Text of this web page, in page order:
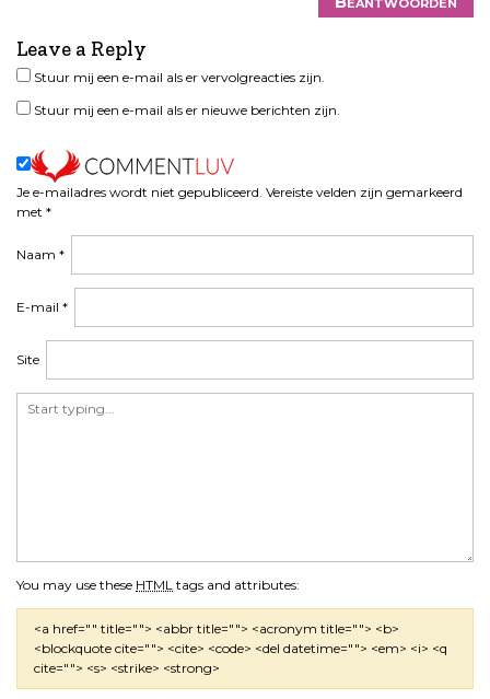
a
t
e
Leave a Reply
Je e-mailadres wordt niet gepubliceerd. Vereiste velden zijn gemarkeerd
met *
You may use these HTML tags and attributes:
<a href="" title=""> <abbr title=""> <acronym title=""> <b>
<blockquote cite=""> <cite> <code> <del datetime=""> <em> <i> <q
cite=""> <s> <strike> <strong>
Naam *
E-mail *
Site
Stuur mij een e-mail als er vervolgreacties zijn.
Stuur mij een e-mail als er nieuwe berichten zijn.